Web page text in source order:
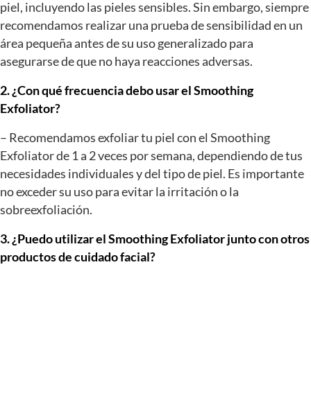
piel, incluyendo las pieles sensibles. Sin embargo, siempre
recomendamos realizar una prueba de sensibilidad en un
área pequeña antes de su uso generalizado para
asegurarse de que no haya reacciones adversas.
2. ¿Con qué frecuencia debo usar el Smoothing
Exfoliator?
– Recomendamos exfoliar tu piel con el Smoothing
Exfoliator de 1 a 2 veces por semana, dependiendo de tus
necesidades individuales y del tipo de piel. Es importante
no exceder su uso para evitar la irritación o la
sobreexfoliación.
3. ¿Puedo utilizar el Smoothing Exfoliator junto con otros
productos de cuidado facial?